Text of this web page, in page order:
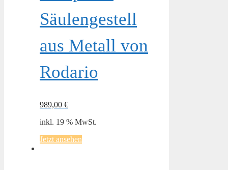
Säulengestell
aus Metall von
Rodario
989,00 €
inkl. 19 % MwSt.
Jetzt ansehen